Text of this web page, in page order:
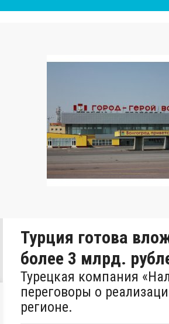
Турция готова
более 3 млрд.
Турецкая компания
переговоры о
регионе.